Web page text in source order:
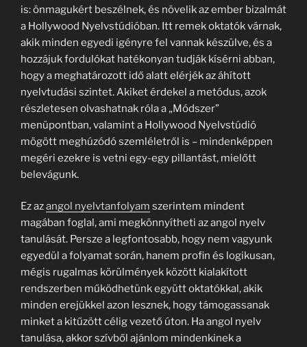
is: önmagukért beszélnek, és növelik az ember bizalmát
a Hollywood Nyelvstúdióban. Itt remek oktatók várnak,
akik minden egyedi igényre fel vannak készülve, és a
hozzájuk fordulókat hatékonyan tudják kísérni abban,
hogy a meghatározott idő alatt elérjék az áhított
nyelvtudási szintet. Akiket érdekel a metódus, azok
részletesen olvashatnak róla a „Módszer”
menüpontban, valamint a Hollywood Nyelvstúdió
mögött meghúzódó szemléletről is – mindenképpen
megéri ezekre is vetni egy-egy pillantást, mielőtt
belevágunk.
Ez azangol nyelvtanfolyam szerintem mindent
magában foglal, ami megkönnyítheti az angol nyelv
tanulását. Persze a legfontosabb, hogy nem vagyunk
egyedül a folyamat során, hanem profin és logikusan,
mégis rugalmas körülmények között kialakított
rendszerben működhetünk együtt oktatókkal, akik
minden erejükkel azon lesznek, hogy támogassanak
minket a kitűzött célig vezető úton. Ha angol nyelv
tanulása, akkor szívből ajánlom mindenkinek a